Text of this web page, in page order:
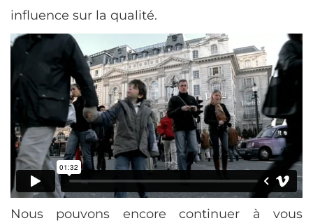
influence sur la qualité.
Nous pouvons encore continuer à vous